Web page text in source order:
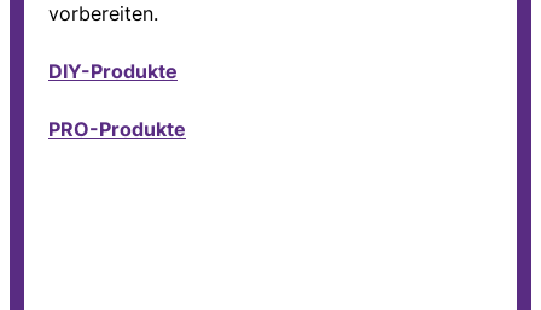
vorbereiten.
DIY-Produkte
PRO-Produkte